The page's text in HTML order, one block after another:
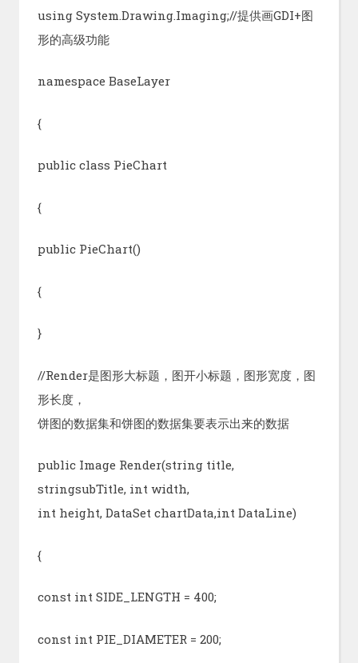
using System.Drawing.Imaging;//提供画GDI+图
形的高级功能
namespace BaseLayer
{
public class PieChart
{
public PieChart()
{
}
//Render是图形大标题，图开小标题，图形宽度，图
形长度，
饼图的数据集和饼图的数据集要表示出来的数据
public Image Render(string title,
stringsubTitle, int width,
int height, DataSet chartData,int DataLine)
{
const int SIDE_LENGTH = 400;
const int PIE_DIAMETER = 200;